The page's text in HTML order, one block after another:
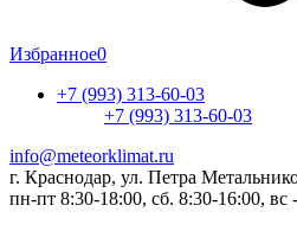
Избранное0
+7 (993) 313-60-03
+7 (993) 313-60-03
info@meteorklimat.ru
г. Краснодар, ул. Петра
пн-пт 8:30-18:00, сб. 8:30-16:00, вс